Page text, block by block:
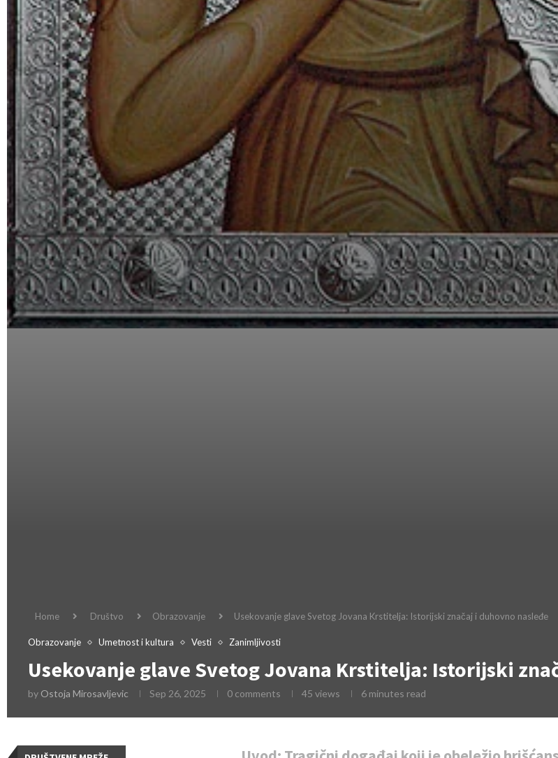
Home Društvo Obrazovanje Usekovanje glave Svetog Jovana Krstitelja: Istorijski značaj i duhovno nasleđe
Obrazovanje Umetnost i kultura Vesti Zanimljivosti
Usekovanje glave Svetog Jovana Krstitelja: Istorijski
by Ostoja Mirosavljevic Sep 26, 2025 0 comments 45 views 6 minutes read